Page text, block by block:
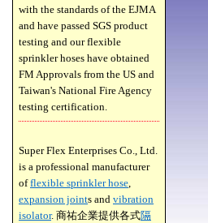
with the standards of the EJMA
and have passed SGS product
testing and our flexible
sprinkler hoses have obtained
FM Approvals from the US and
Taiwan's National Fire Agency
testing certification.
Super Flex Enterprises Co., Ltd.
is a professional manufacturer
offlexible sprinkler hose,
expansion joints and vibration
isolator. 商祐企業提供各式隔